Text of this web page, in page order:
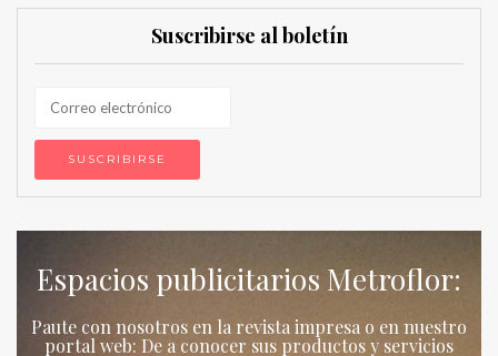
Suscribirse al boletín
Espacios publicitarios Metroflor:
Paute con nosotros en la revista impresa o en nuestro
portal web: De a conocer sus productos y servicios
MetroChat